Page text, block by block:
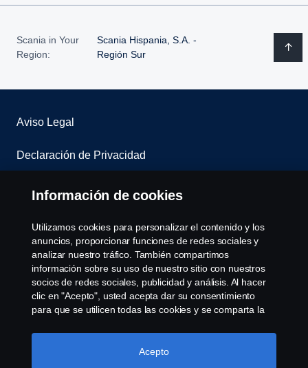
Scania in Your
Region:
Scania Hispania, S.A. -
Región Sur
Aviso Legal
Declaración de Privacidad
Contacta con nosotros
Whistleblowing
Política de cookies
Cookie settings
Información de cookies
Utilizamos cookies para personalizar el contenido y los
anuncios, proporcionar funciones de redes sociales y
analizar nuestro tráfico. También compartimos
información sobre su uso de nuestro sitio con nuestros
socios de redes sociales, publicidad y análisis. Al hacer
clic en "Acepto", usted acepta dar su consentimiento
para que se utilicen todas las cookies y se comparta la
haciendo clic en "Configuración de cookies" y
seleccionando las categorías que desea aceptar. Para
Acepto